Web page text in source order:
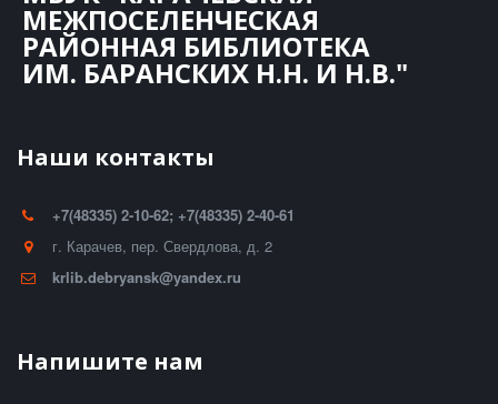
МЕЖПОСЕЛЕНЧЕСКАЯ
РАЙОННАЯ БИБЛИОТЕКА
ИМ. БАРАНСКИХ Н.Н. И Н.В."
Наши контакты
+7(48335) 2-10-62; +7(48335) 2-40-61
г. Карачев, пер. Свердлова, д. 2
krlib.debryansk@yandex.ru
Напишите нам